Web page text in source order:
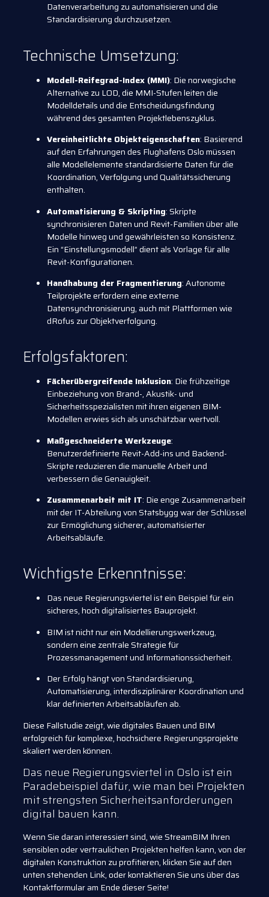
Datenverarbeitung zu automatisieren und die
Standardisierung durchzusetzen.
Technische Umsetzung:
Modell-Reifegrad-Index (MMI): Die norwegische
Alternative zu LOD, die MMI-Stufen leiten die
Modelldetails und die Entscheidungsfindung
während des gesamten Projektlebenszyklus.
Vereinheitlichte Objekteigenschaften: Basierend
auf den Erfahrungen des Flughafens Oslo müssen
alle Modellelemente standardisierte Daten für die
Koordination, Verfolgung und Qualitätssicherung
enthalten.
Automatisierung & Skripting: Skripte
synchronisieren Daten und Revit-Familien über alle
Modelle hinweg und gewährleisten so Konsistenz.
Ein “Einstellungsmodell” dient als Vorlage für alle
Revit-Konfigurationen.
Handhabung der Fragmentierung: Autonome
Teilprojekte erfordern eine externe
Datensynchronisierung, auch mit Plattformen wie
dRofus zur Objektverfolgung.
Erfolgsfaktoren:
Fächerübergreifende Inklusion: Die frühzeitige
Einbeziehung von Brand-, Akustik- und
Sicherheitsspezialisten mit ihren eigenen BIM-
Modellen erwies sich als unschätzbar wertvoll.
Maßgeschneiderte Werkzeuge:
Benutzerdefinierte Revit-Add-ins und Backend-
Skripte reduzieren die manuelle Arbeit und
verbessern die Genauigkeit.
Zusammenarbeit mit IT: Die enge Zusammenarbeit
mit der IT-Abteilung von Statsbygg war der Schlüssel
zur Ermöglichung sicherer, automatisierter
Arbeitsabläufe.
Wichtigste Erkenntnisse:
Das neue Regierungsviertel ist ein Beispiel für ein
sicheres, hoch digitalisiertes Bauprojekt.
BIM ist nicht nur ein Modellierungswerkzeug,
sondern eine zentrale Strategie für
Prozessmanagement und Informationssicherheit.
Der Erfolg hängt von Standardisierung,
Automatisierung, interdisziplinärer Koordination und
klar definierten Arbeitsabläufen ab.
Diese Fallstudie zeigt, wie digitales Bauen und BIM
erfolgreich für komplexe, hochsichere Regierungsprojekte
skaliert werden können.
Das neue Regierungsviertel in Oslo ist ein
Paradebeispiel dafür, wie man bei Projekten
mit strengsten Sicherheitsanforderungen
digital bauen kann.
Wenn Sie daran interessiert sind, wie StreamBIM Ihren
sensiblen oder vertraulichen Projekten helfen kann, von der
digitalen Konstruktion zu profitieren, klicken Sie auf den
unten stehenden Link, oder kontaktieren Sie uns über das
Kontaktformular am Ende dieser Seite!